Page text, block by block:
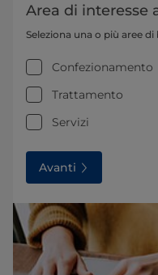
Area di interesse
Seleziona una o più aree di
Confezionamento
Trattamento
Servizi
Avanti